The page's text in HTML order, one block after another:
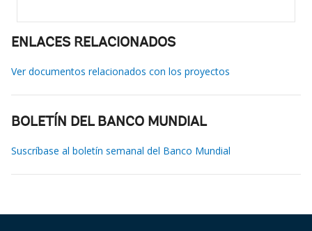
ENLACES RELACIONADOS
Ver documentos relacionados con los proyectos
BOLETÍN DEL BANCO MUNDIAL
Suscríbase al boletín semanal del Banco Mundial